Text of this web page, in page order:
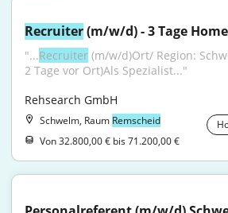
Recruiter (m/w/d) - 3 Tage
"...Recruiter (m/w/d)Ort/ Region:
2 Tage vor Ort)Als Spezialist..."
Rehsearch GmbH
Schwelm, Raum Remscheid
Von 32.800,00 € bis 71.200,00 €